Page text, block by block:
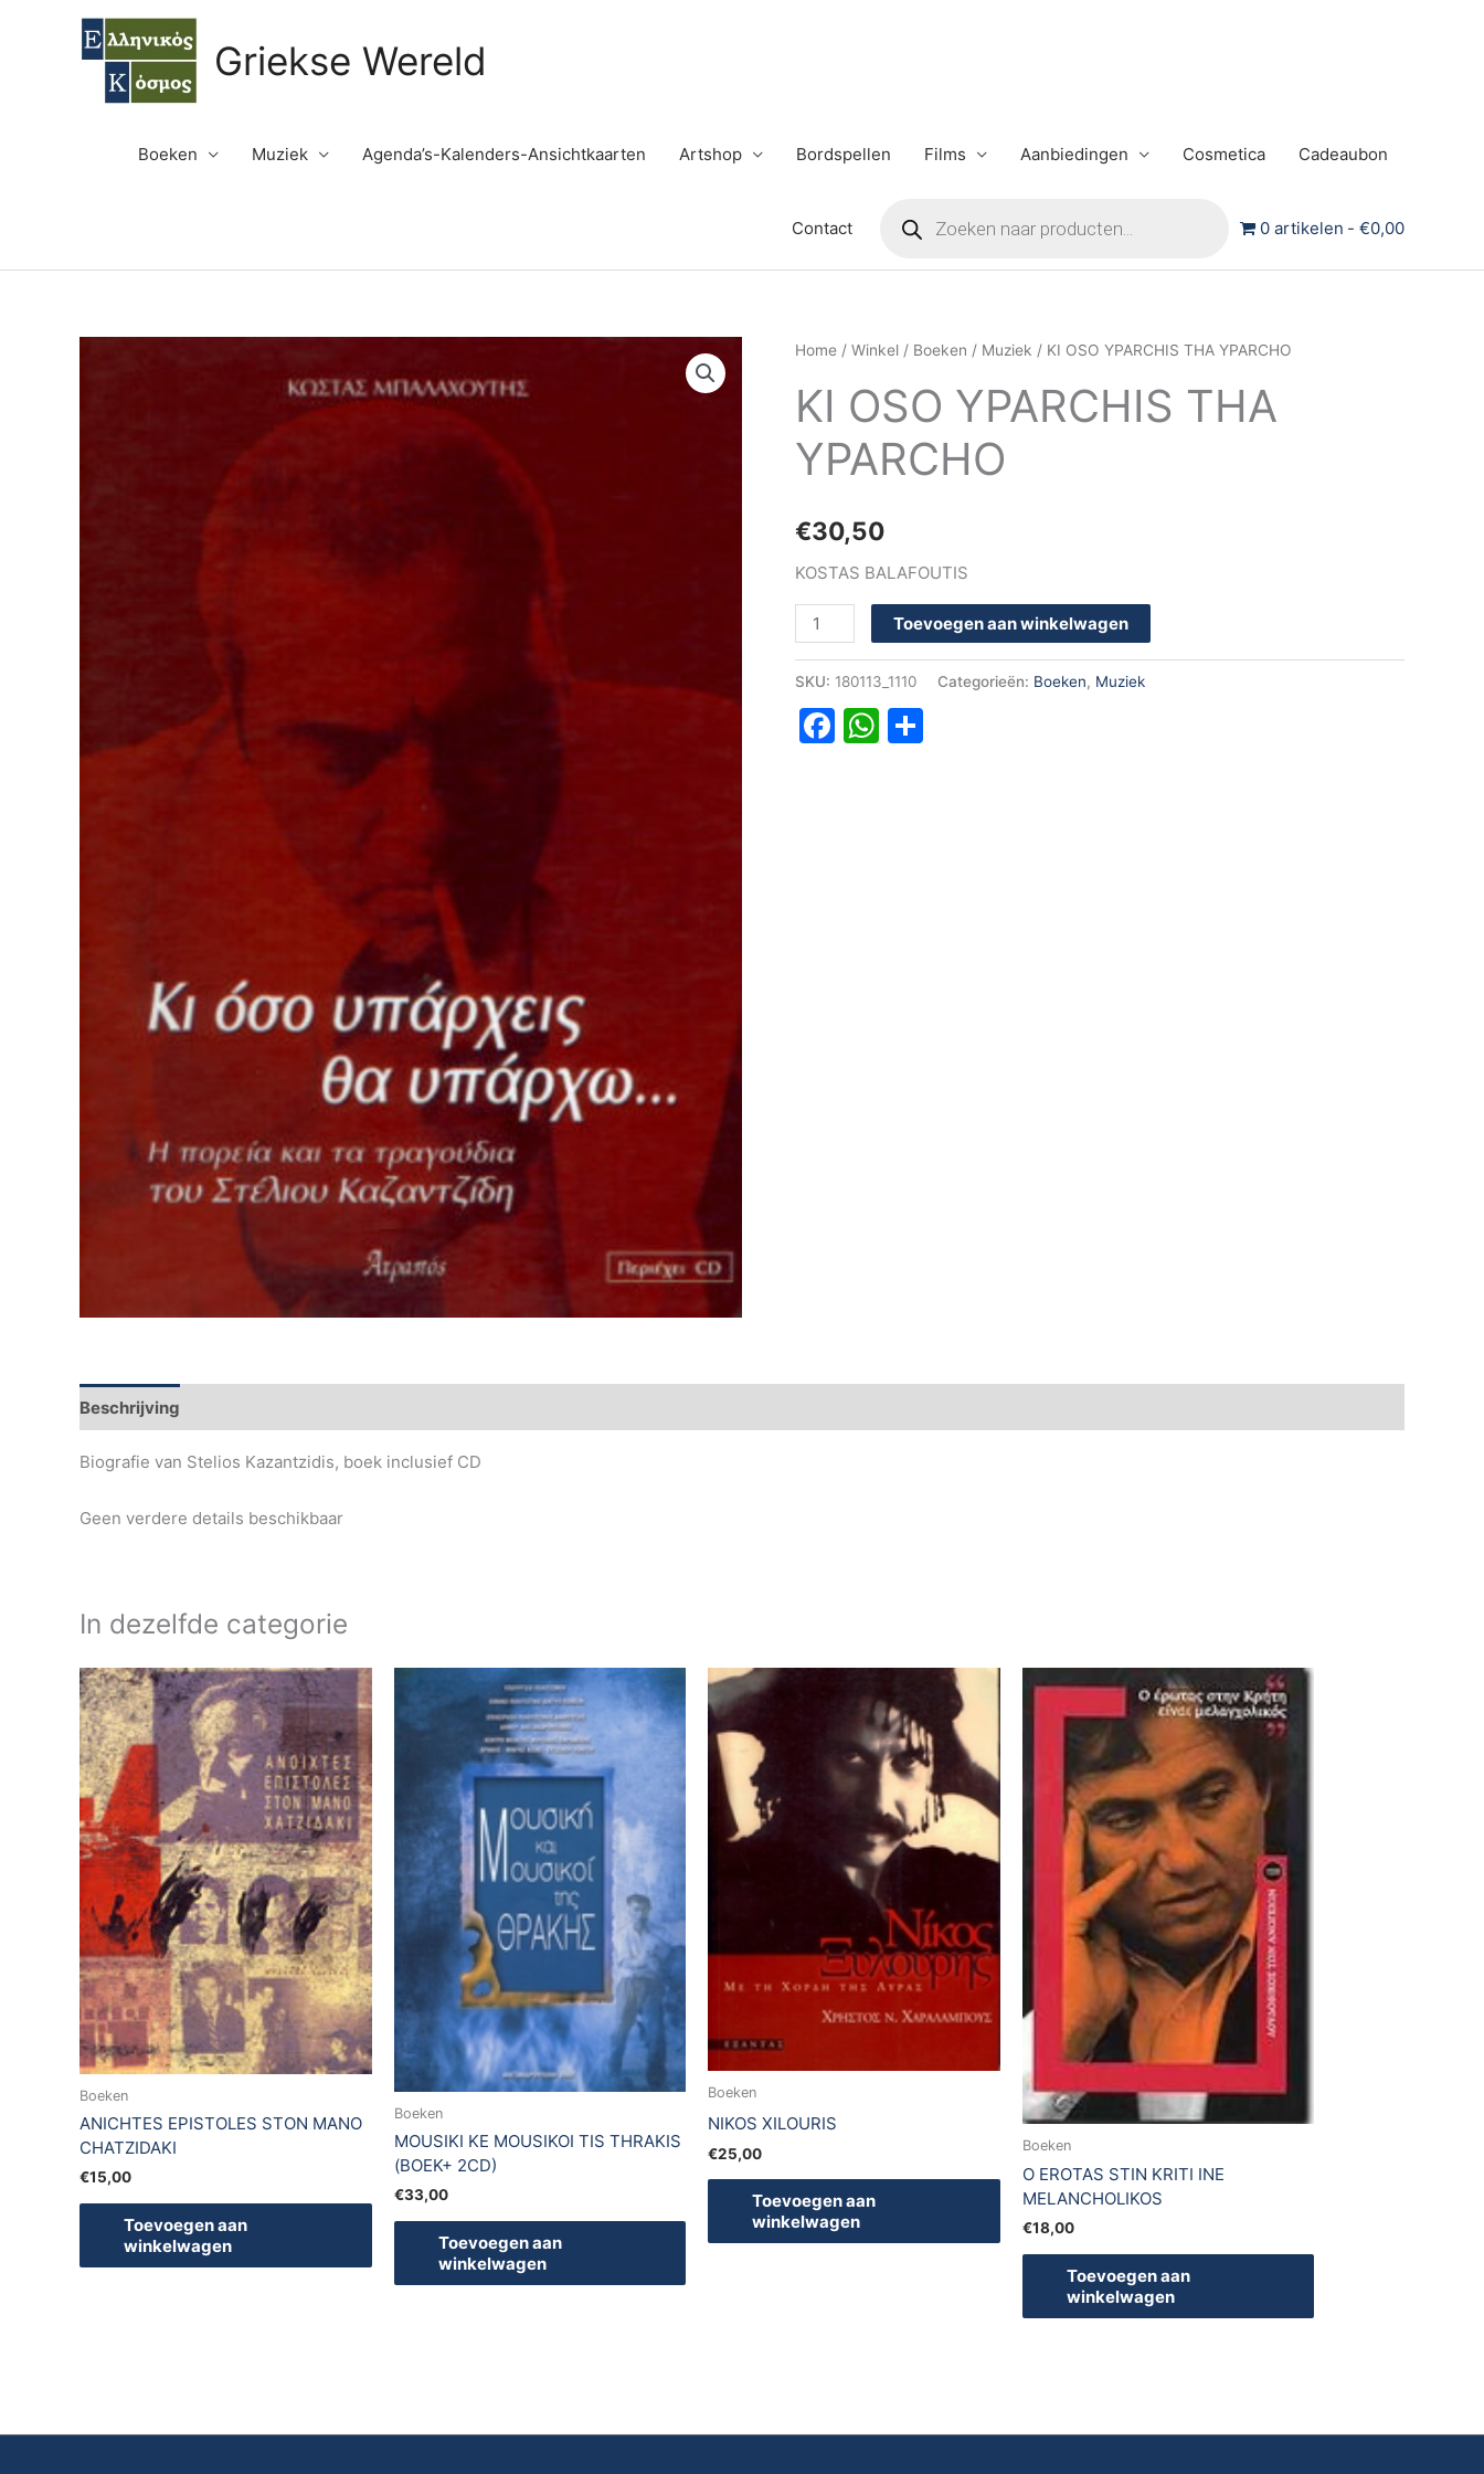
Griekse Wereld
Boeken Muziek Agenda’s-Kalenders-Ansichtkaarten Artshop Bordspellen Films Aanbiedingen Cosmetica Cadeaubon
Contact 0 artikelen €0,00
Home / Winkel / Boeken / Muziek / KI OSO YPARCHIS THA YPARCHO
KI OSO YPARCHIS THA
YPARCHO
€30,50
KOSTAS BALAFOUTIS
KI
YPARCHIS
THA
YPARCHO
Toevoegen aan winkelwagen
SKU: 180113_1110 Categorieën: Boeken, Muziek
Facebook
WhatsApp
Beschrijving
Biografie van Stelios Kazantzidis, boek inclusief CD
Geen verdere details beschikbaar
In dezelfde categorie
Boeken
ANICHTES EPISTOLES STON MANO
CHATZIDAKI
€15,00
Toevoegen aan
winkelwagen
Boeken
MOUSIKI KE MOUSIKOI TIS THRAKIS
(BOEK+ 2CD)
€33,00
Toevoegen aan
winkelwagen
Boeken
NIKOS XILOURIS
€25,00
Toevoegen aan
winkelwagen
Boeken
O EROTAS STIN KRITI INE
MELANCHOLIKOS
€18,00
Toevoegen aan
winkelwagen